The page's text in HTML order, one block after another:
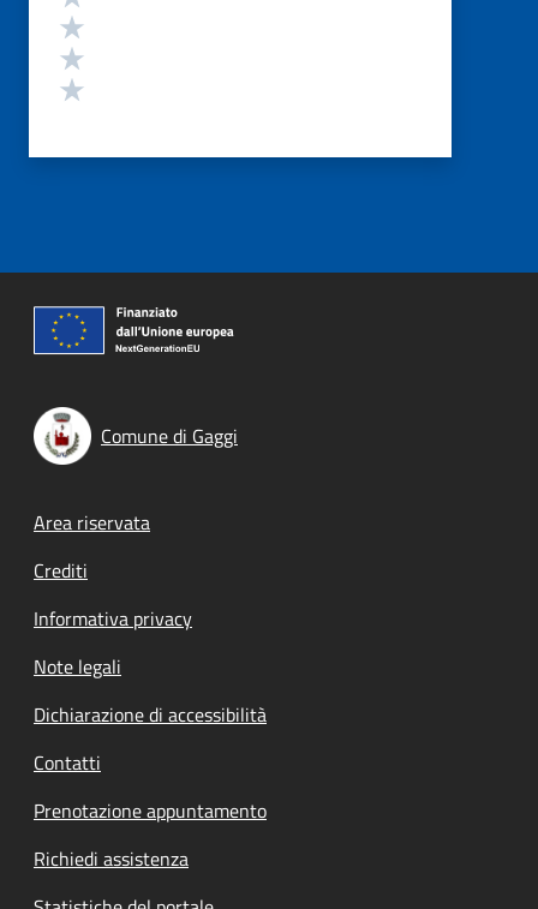
Comune di Gaggi
Footer menu
Area riservata
Crediti
Informativa privacy
Note legali
Dichiarazione di accessibilità
Contatti
Prenotazione appuntamento
Richiedi assistenza